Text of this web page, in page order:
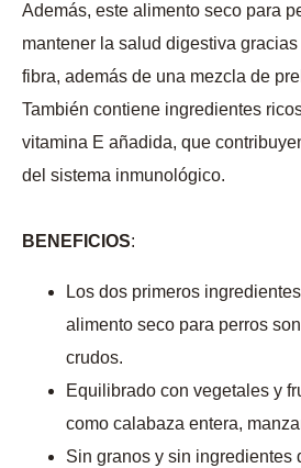
Además, este alimento seco para
mantener la salud digestiva
fibra, además de una mezcla de
También contiene ingredientes
vitamina E añadida, que
del sistema inmunológico.
BENEFICIOS:
Los dos primeros
alimento seco para perros
crudos.
Equilibrado con vegetales y
como calabaza entera,
Sin granos y sin ingredientes